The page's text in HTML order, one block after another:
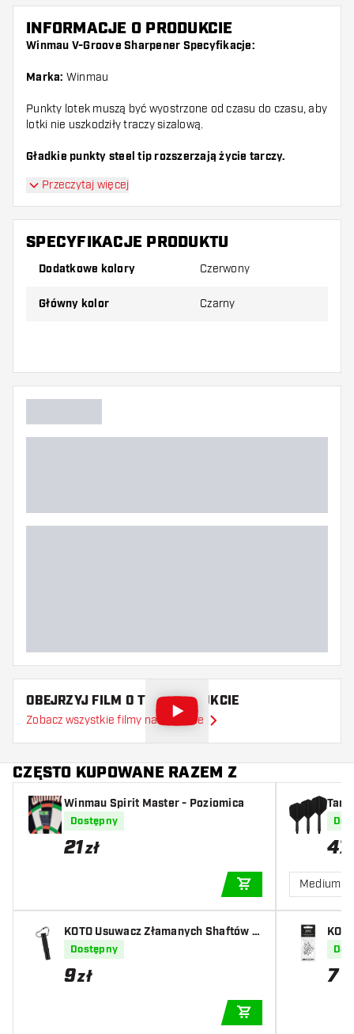
INFORMACJE O PRODUKCIE
Winmau V-Groove Sharpener Specyfikacje:
Marka: Winmau
Punkty lotek muszą być wyostrzone od czasu do czasu, aby
lotki nie uszkodziły traczy sizalową.
Gładkie punkty steel tip rozszerzają życie tarczy.
Przeczytaj więcej
SPECYFIKACJE PRODUKTU
Dodatkowe kolory Czerwony
Główny kolor Czarny
OBEJRZYJ FILM O TYM PRODUKCIE
Zobacz wszystkie filmy na YouTube
CZĘSTO KUPOWANE RAZEM Z
Winmau Spirit Master - Poziomica
Dostępny
21zł
DODAJ DO
KOTO Usuwacz Złamanych Shaftów C
zarny - Broken Shaft Remover Black
Dostępny
9zł
47
Medium
7